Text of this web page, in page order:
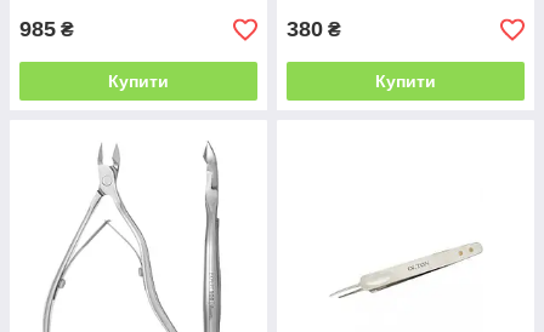
985 ₴
Купити
380 ₴
Купити